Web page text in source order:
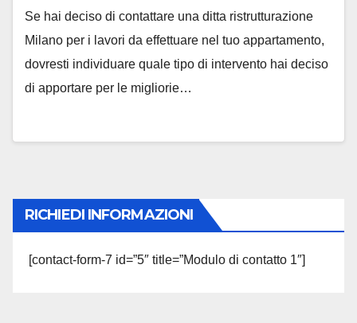
Se hai deciso di contattare una ditta ristrutturazione
Milano per i lavori da effettuare nel tuo appartamento,
dovresti individuare quale tipo di intervento hai deciso
di apportare per le migliorie…
RICHIEDI INFORMAZIONI
[contact-form-7 id=”5″ title=”Modulo di contatto 1″]